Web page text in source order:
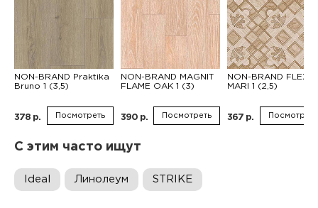
NON-BRAND Praktika
Bruno 1 (3,5)
378 р. Посмотреть
NON-BRAND MAGNIT
FLAME OAK 1 (3)
390 р. Посмотреть
NON-BRAND FLEX
MARI 1 (2,5)
367 р. Посмотреть
С этим часто ищут
Ideal Линолеум STRIKE